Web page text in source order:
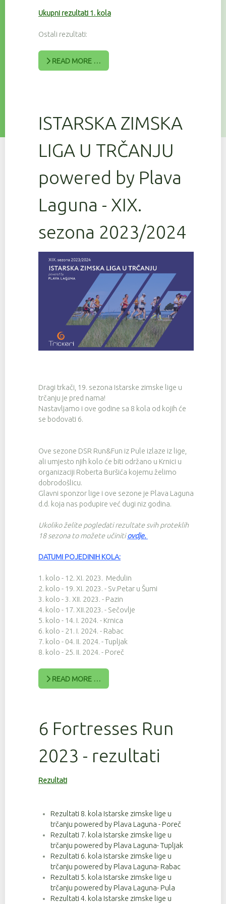
Ukupni rezultati 1. kola
Ostali rezultati:
READ MORE …
ISTARSKA ZIMSKA
LIGA U TRČANJU
powered by Plava
Laguna - XIX.
sezona 2023/2024
Dragi trkači, 19. sezona Istarske zimske lige u
trčanju je pred nama!
Nastavljamo i ove godine sa 8 kola od kojih će
se bodovati 6.
Ove sezone DSR Run&Fun iz Pule izlaze iz lige,
ali umjesto njih kolo će biti održano u Krnici u
organizaciji Roberta Buršića kojemu želimo
dobrodošlicu.
Glavni sponzor lige i ove sezone je Plava Laguna
d.d. koja nas podupire već dugi niz godina.
Ukoliko želite pogledati rezultate svih proteklih
18 sezona to možete učinitiovdje.
DATUMI POJEDINIH KOLA:
1. kolo - 12. XI. 2023. Medulin
2. kolo - 19. XI. 2023. - Sv.Petar u Šumi
3. kolo - 3. XII. 2023. - Pazin
4. kolo - 17. XII.2023. - Sečovlje
5. kolo - 14. I. 2024. - Krnica
6. kolo - 21. I. 2024. - Rabac
7. kolo - 04. II. 2024. - Tupljak
8. kolo - 25. II. 2024. - Poreč
READ MORE …
6 Fortresses Run
2023 - rezultati
Rezultati
Rezultati 8. kola Istarske zimske lige u
trčanju powered by Plava Laguna - Poreč
Rezultati 7. kola Istarske zimske lige u
trčanju powered by Plava Laguna- Tupljak
Rezultati 6. kola Istarske zimske lige u
trčanju powered by Plava Laguna- Rabac
Rezultati 5. kola Istarske zimske lige u
trčanju powered by Plava Laguna- Pula
Rezultati 4. kola Istarske zimske lige u